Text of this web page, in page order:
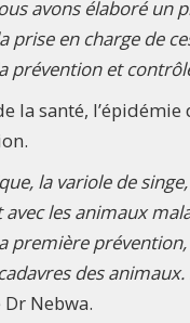
avons élaboré
prise en charge de
prévention et
la santé,
la variole de
les animaux
prévention,
des
Dr Nebwa.